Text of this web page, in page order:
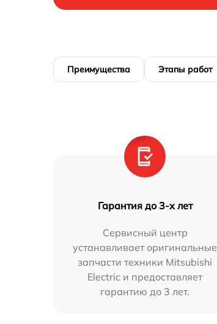
Преимущества Этапы работ
Гарантия до 3-х лет
Сервисный центр
устанавливает оригинальные
запчасти техники Mitsubishi
Electric и предоставляет
гарантию до 3 лет.